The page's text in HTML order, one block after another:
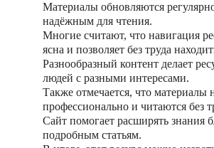
Материалы обновляются
надёжным для чтения.
Многие считают, что навигация
ясна и позволяет без труда
Разнообразный контент делает
людей с разными интересами.
Также отмечается, что материалы
профессионально и читаются без
Сайт помогает расширять знания
подробным статьям.